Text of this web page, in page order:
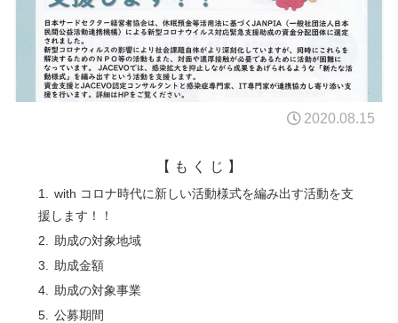
2020.08.15
【 も く じ 】
with コロナ時代に新しい活動様式を編み出す活動を支
援します！！
助成の対象地域
助成金額
助成の対象事業
公募期間